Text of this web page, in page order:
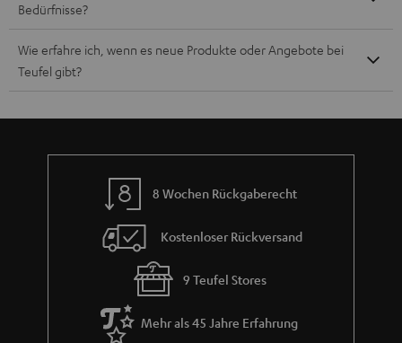
Bedürfnisse?
Wie erfahre ich, wenn es neue Produkte oder Angebote bei
Teufel gibt?
8 Wochen Rückgaberecht
Kostenloser Rückversand
9 Teufel Stores
Mehr als 45 Jahre Erfahrung